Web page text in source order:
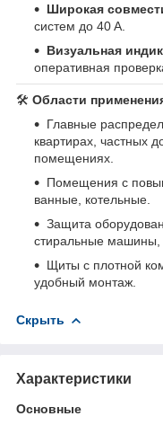
Широкая
систем до 40 A.
Визуальная
оперативная
🛠 Области
Главные
квартирах, частных
помещениях.
Помещения с
ванные, котельные.
Защита
стиральные машины,
Щиты с плотной
удобный монтаж.
Скрыть
Характеристики
Основные